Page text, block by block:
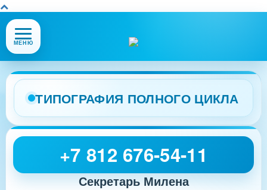
Открыть
или
меню
сайта
МЕНЮ
ТИПОГРАФИЯ ПОЛНОГО ЦИКЛА
+7 812 676-54-11
Секретарь Милена